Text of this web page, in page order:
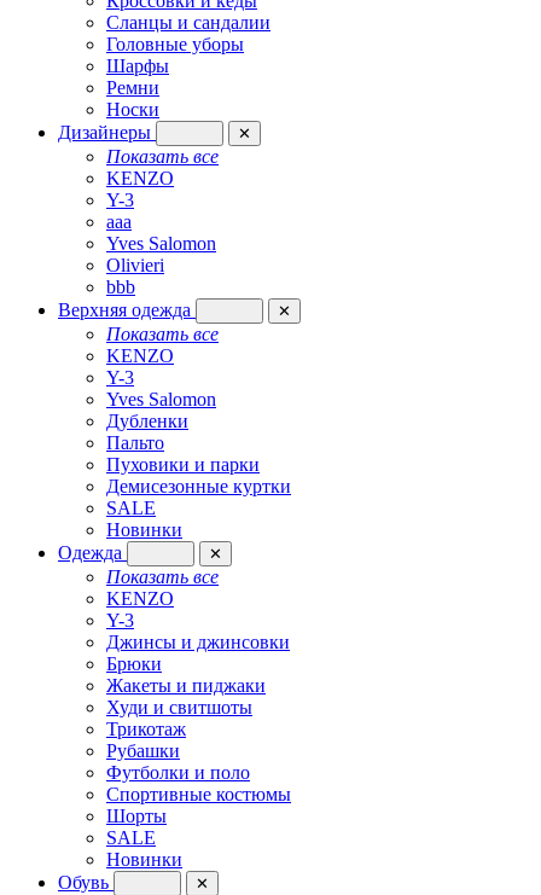
Сланцы и сандалии
Головные уборы
Шарфы
Ремни
Носки
Дизайнеры
✕
Показать все
KENZO
Y-3
aaa
Yves Salomon
Olivieri
bbb
Верхняя одежда
✕
Показать все
KENZO
Y-3
Yves Salomon
Дубленки
Пальто
Пуховики и парки
Демисезонные куртки
SALE
Новинки
Одежда
✕
Показать все
KENZO
Y-3
Джинсы и джинсовки
Брюки
Жакеты и пиджаки
Худи и свитшоты
Трикотаж
Рубашки
Футболки и поло
Спортивные костюмы
Шорты
SALE
Новинки
Обувь
✕